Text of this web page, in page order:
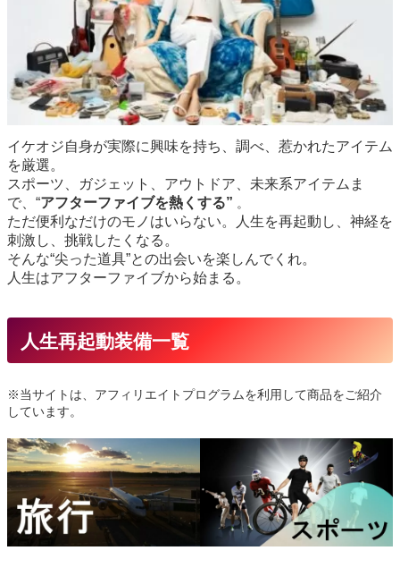
イケオジ自身が実際に興味を持ち、調べ、惹かれたアイテム
を厳選。
スポーツ、ガジェット、アウトドア、未来系アイテムま
で、“アフターファイブを熱くする” 。
ただ便利なだけのモノはいらない。人生を再起動し、神経を
刺激し、挑戦したくなる。
そんな“尖った道具”との出会いを楽しんでくれ。
人生はアフターファイブから始まる。
人生再起動装備一覧
※当サイトは、アフィリエイトプログラムを利用して商品をご紹介
しています。